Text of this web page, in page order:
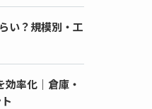
い？規模別・工
率化｜倉庫・